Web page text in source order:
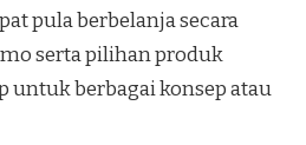
pula berbelanja secara
serta pilihan produk
untuk berbagai konsep atau